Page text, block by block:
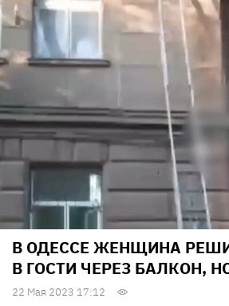
В ОДЕССЕ ЖЕНЩИНА
В ГОСТИ ЧЕРЕЗ БАЛКОН,
22 Мая 2023 17:12